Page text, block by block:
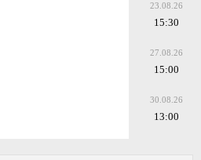
23.08.26
15:30
27.08.26
15:00
30.08.26
13:00